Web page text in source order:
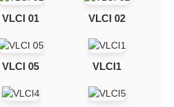
VLCI 01 VLCI 02
VLCI 05 VLCI1